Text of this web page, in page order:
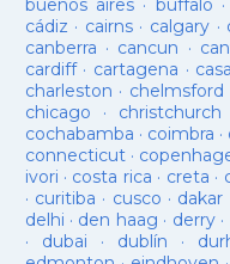
buenos aires· buffalo ·
cádiz · cairns· calgary ·
canberra · cancun ·
cardiff· cartagena ·
charleston · chelmsford
chicago · christchurch
cochabamba · coimbra ·
connecticut·
ivori · costa rica · creta ·
· curitiba · cusco · dakar
delhi · den haag · derry·
· dubai · dublín ·